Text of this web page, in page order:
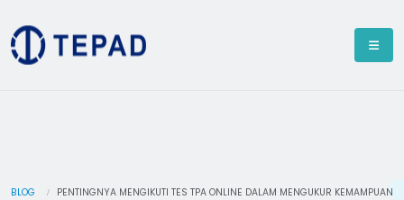
BLOG PENTINGNYA MENGIKUTI TES TPA ONLINE DALAM MENGUKUR KEMAMPUAN